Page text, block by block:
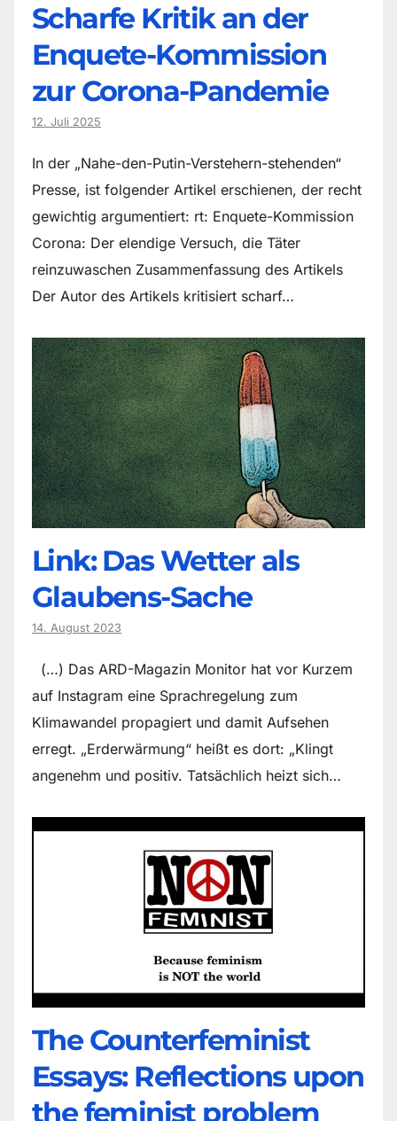
Scharfe Kritik an der
Enquete-Kommission
zur Corona-Pandemie
12. Juli 2025
In der „Nahe-den-Putin-Verstehern-stehenden“
Presse, ist folgender Artikel erschienen, der recht
gewichtig argumentiert: rt: Enquete-Kommission
Corona: Der elendige Versuch, die Täter
reinzuwaschen Zusammenfassung des Artikels
Der Autor des Artikels kritisiert scharf…
Link: Das Wetter als
Glaubens-Sache
14. August 2023
(…) Das ARD-Magazin Monitor hat vor Kurzem
auf Instagram eine Sprachregelung zum
Klimawandel propagiert und damit Aufsehen
erregt. „Erderwärmung“ heißt es dort: „Klingt
angenehm und positiv. Tatsächlich heizt sich…
The Counter­feminist
Essays: Reflections upon
the feminist problem